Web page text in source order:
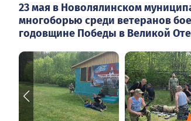
23 мая в Новолялинском
многоборью среди ветеранов
годовщине Победы в Великой